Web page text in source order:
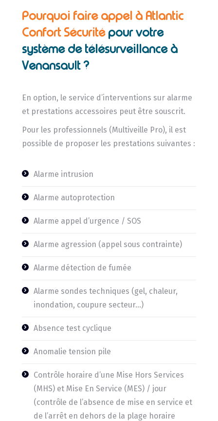
Pourquoi faire appel à Atlantic
Confort Sécurité pour votre
système de télésurveillance à
Venansault ?
En option, le service d’interventions sur alarme
et prestations accessoires peut être souscrit.
Pour les professionnels (Multiveille Pro), il est
possible de proposer les prestations suivantes :
Alarme intrusion
Alarme autoprotection
Alarme appel d’urgence / SOS
Alarme agression (appel sous contrainte)
Alarme détection de fumée
Alarme sondes techniques (gel, chaleur,
inondation, coupure secteur…)
Absence test cyclique
Anomalie tension pile
Contrôle horaire d’une Mise Hors Services
(MHS) et Mise En Service (MES) / jour
(contrôle de l’absence de mise en service et
de l’arrêt en dehors de la plage horaire